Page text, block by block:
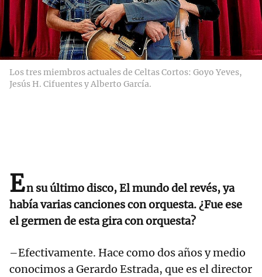
Los tres miembros actuales de Celtas Cortos: Goyo Yeves,
Jesús H. Cifuentes y Alberto García.
En su último disco, El mundo del revés, ya
había varias canciones con orquesta. ¿Fue ese
el germen de esta gira con orquesta?
–Efectivamente. Hace como dos años y medio
conocimos a Gerardo Estrada, que es el director